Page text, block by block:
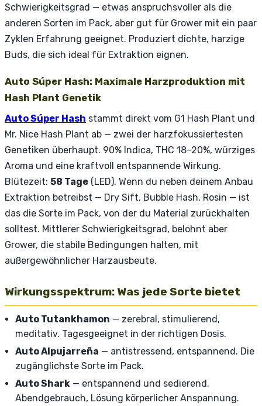
Schwierigkeitsgrad — etwas anspruchsvoller als die
anderen Sorten im Pack, aber gut für Grower mit ein paar
Zyklen Erfahrung geeignet. Produziert dichte, harzige
Buds, die sich ideal für Extraktion eignen.
Auto Súper Hash: Maximale Harzproduktion mit
Hash Plant Genetik
Auto Súper Hash stammt direkt vom G1 Hash Plant und
Mr. Nice Hash Plant ab — zwei der harzfokussiertesten
Genetiken überhaupt. 90% Indica, THC 18–20%, würziges
Aroma und eine kraftvoll entspannende Wirkung.
Blütezeit: 58 Tage (LED). Wenn du neben deinem Anbau
Extraktion betreibst — Dry Sift, Bubble Hash, Rosin — ist
das die Sorte im Pack, von der du Material zurückhalten
solltest. Mittlerer Schwierigkeitsgrad, belohnt aber
Grower, die stabile Bedingungen halten, mit
außergewöhnlicher Harzausbeute.
Wirkungsspektrum: Was jede Sorte bietet
Auto Tutankhamon — zerebral, stimulierend,
meditativ. Tagesgeeignet in der richtigen Dosis.
Auto Alpujarreña — antistressend, entspannend. Die
zugänglichste Sorte im Pack.
Auto Shark — entspannend und sedierend.
Abendgebrauch, Lösung körperlicher Anspannung.